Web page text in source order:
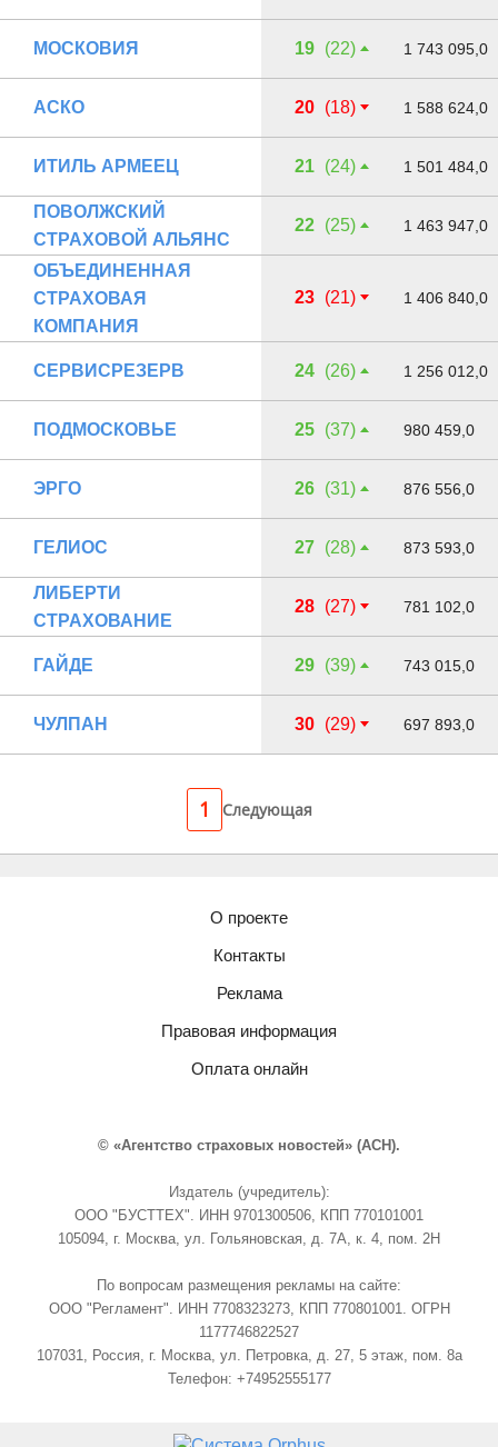
МОСКОВИЯ 19 (22) 1 743 095,0
АСКО 20 (18) 1 588 624,0
ИТИЛЬ АРМЕЕЦ 21 (24) 1 501 484,0
ПОВОЛЖСКИЙ
СТРАХОВОЙ АЛЬЯНС
22 (25) 1 463 947,0
ОБЪЕДИНЕННАЯ
СТРАХОВАЯ
КОМПАНИЯ
23 (21) 1 406 840,0
СЕРВИСРЕЗЕРВ 24 (26) 1 256 012,0
ПОДМОСКОВЬЕ 25 (37) 980 459,0
ЭРГО 26 (31) 876 556,0
ГЕЛИОС 27 (28) 873 593,0
ЛИБЕРТИ
СТРАХОВАНИЕ
28 (27) 781 102,0
ГАЙДЕ 29 (39) 743 015,0
ЧУЛПАН 30 (29) 697 893,0
1 Следующая
О проекте
Контакты
Реклама
Правовая информация
Оплата онлайн
© «Агентство страховых новостей» (АСН).
Издатель (учредитель):
ООО "БУСТТЕХ". ИНН 9701300506, КПП 770101001
105094, г. Москва, ул. Гольяновская, д. 7А, к. 4, пом. 2Н
По вопросам размещения рекламы на сайте:
ООО "Регламент". ИНН 7708323273, КПП 770801001. ОГРН
1177746822527
107031, Россия, г. Москва, ул. Петровка, д. 27, 5 этаж, пом. 8а
Телефон: +74952555177